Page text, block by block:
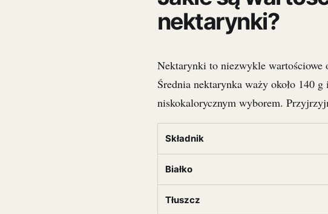
nektarynki?
Nektarynki to niezwykle wartościowe
Średnia nektarynka waży około 140
niskokalorycznym wyborem.
Składnik
Białko
Tłuszcz